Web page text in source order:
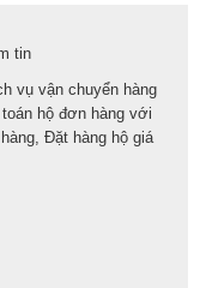
vụ vận chuyển hàng
hộ đơn hàng với
Đặt hàng hộ giá